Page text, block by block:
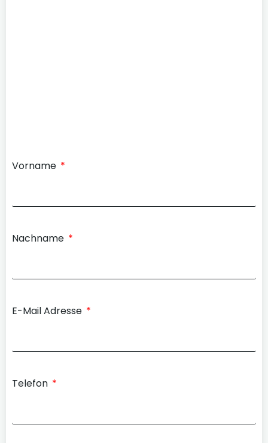
Vorname
Nachname
E-Mail Adresse
Telefon